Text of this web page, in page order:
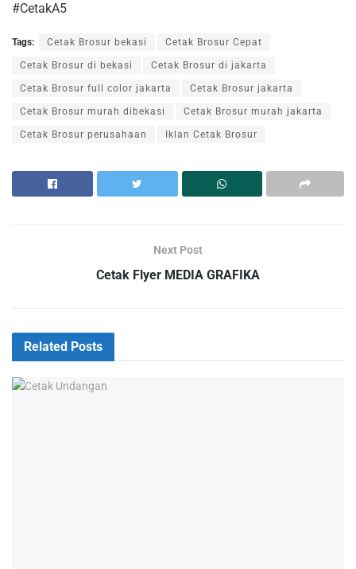
#CetakA5
Tags: Cetak Brosur bekasi Cetak Brosur Cepat
Cetak Brosur di bekasi Cetak Brosur di jakarta
Cetak Brosur full color jakarta Cetak Brosur jakarta
Cetak Brosur murah dibekasi Cetak Brosur murah jakarta
Cetak Brosur perusahaan Iklan Cetak Brosur
Next Post
Cetak Flyer MEDIA GRAFIKA
Related Posts